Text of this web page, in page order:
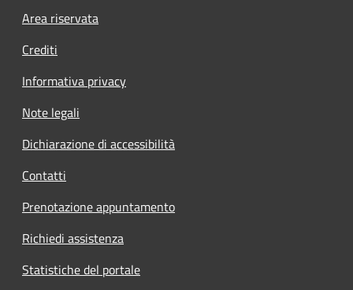
Footer menu
Area riservata
Crediti
Informativa privacy
Note legali
Dichiarazione di accessibilità
Contatti
Prenotazione appuntamento
Richiedi assistenza
Statistiche del portale